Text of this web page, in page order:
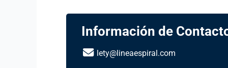
Información de
lety@lineaespiral.com